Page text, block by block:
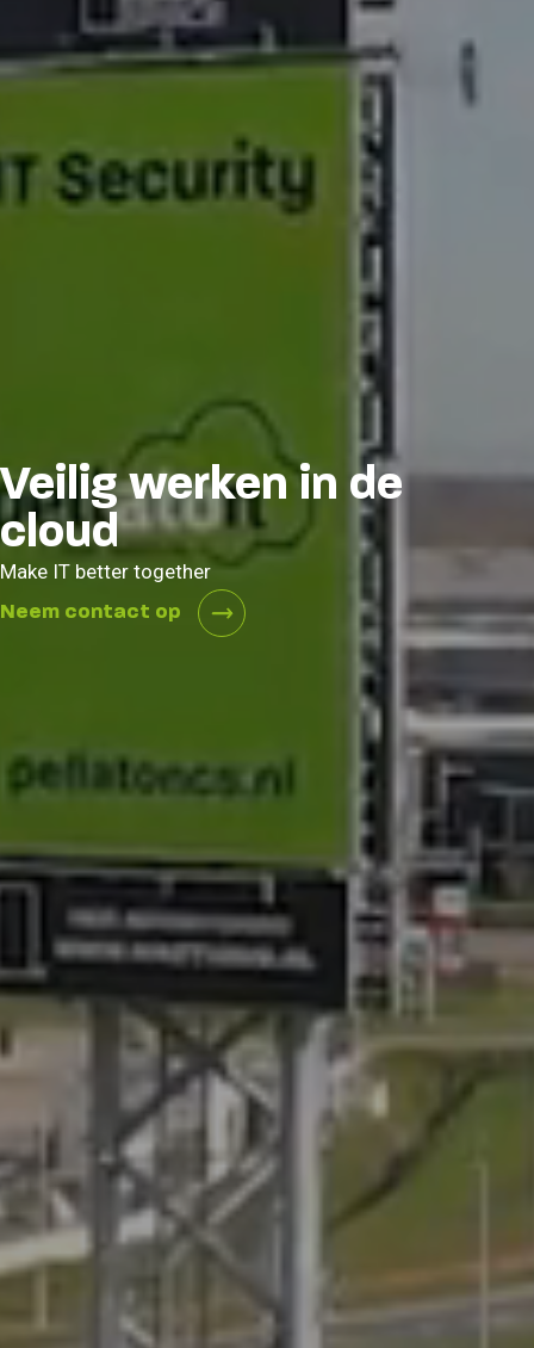
Veilig werken in de
cloud
Make IT better together
Neem contact op